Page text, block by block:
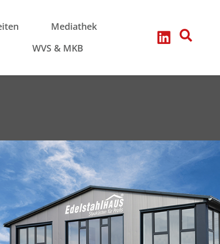
Mediathek
WVS & MKB
Interessengruppe - Arbeitskreise